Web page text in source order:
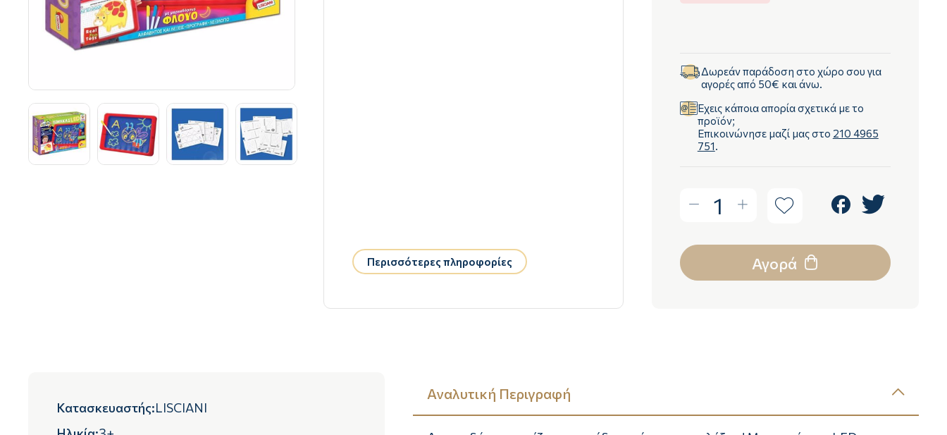
Περισσότερες πληροφορίες
Δωρεάν παράδοση στο χώρο σου για
αγορές από 50€ και άνω.
Έχεις κάποια απορία σχετικά με το
προϊόν;
Επικοινώνησε μαζί μας στο 210 4965
751
1
Αγορά
Κατασκευαστής:LISCIANI
Αναλυτική Περιγραφή